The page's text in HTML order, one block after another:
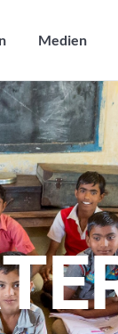
Medien
TE
Medien